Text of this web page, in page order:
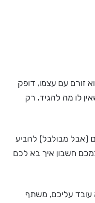
זורם עם עצמו, דופק
לו מה להגיד, רק
(אבל מבולבל) להביע
חשבון איך בא לכם
עליכם, משתף